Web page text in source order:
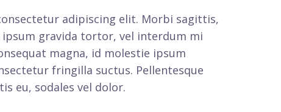
adipiscing elit. Morbi sagittis,
ipsum gravida tortor, vel interdum mi
magna, id molestie ipsum
fringilla suctus. Pellentesque
eu, sodales vel dolor.